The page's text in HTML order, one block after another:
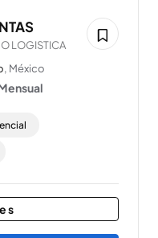
LOGISTICA
, México